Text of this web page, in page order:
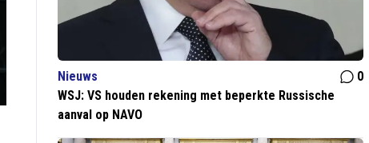
Nieuws
0
WSJ: VS houden rekening met beperkte Russische
aanval op NAVO